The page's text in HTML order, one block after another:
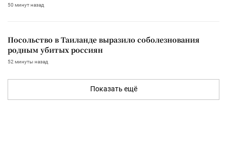
50 минут назад
Посольство в Таиланде выразило соболезнования
родным убитых россиян
52 минуты назад
Показать ещё